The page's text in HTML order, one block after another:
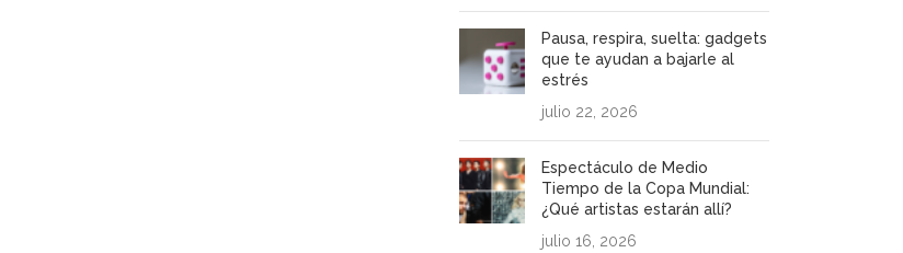
Pausa, respira, suelta: gadgets
que te ayudan a bajarle al
estrés
julio 22, 2026
Espectáculo de Medio
Tiempo de la Copa Mundial:
¿Qué artistas estarán allí?
julio 16, 2026